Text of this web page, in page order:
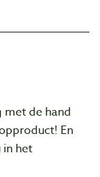
met de hand
En
in het